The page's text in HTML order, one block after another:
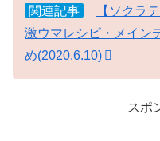
関連記事
【ソクラ
激ウマレシピ・メイン
め(2020.6.10)
スポ